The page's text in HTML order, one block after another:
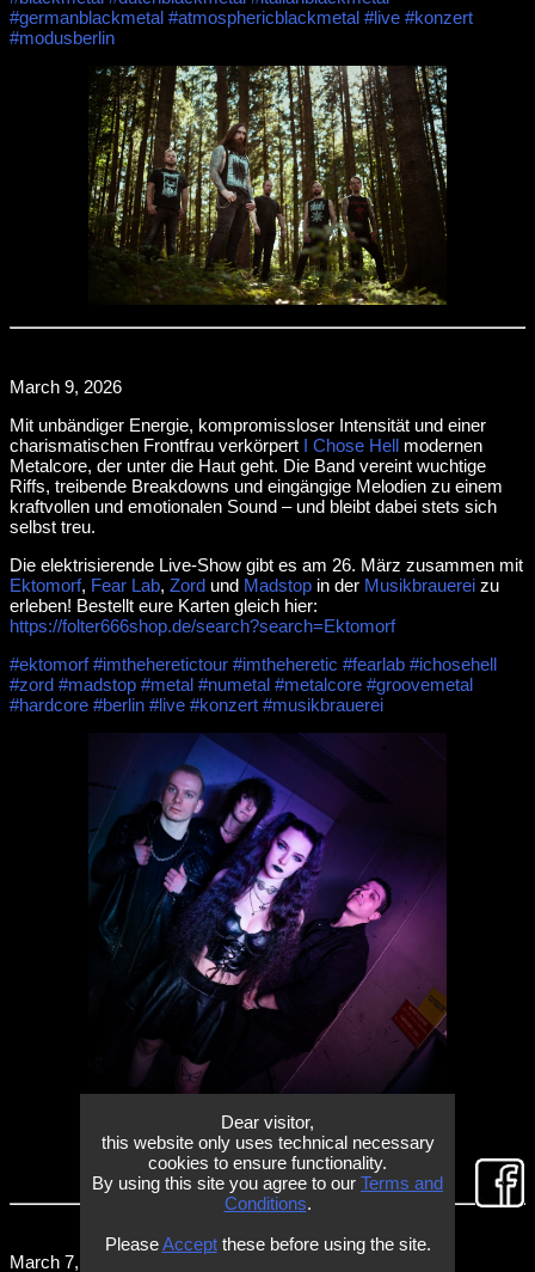
Dear visitor,
this website only uses technical necessary
cookies to ensure functionality.
By using this site you agree to our Terms and
Conditions.
PleaseAcceptthese before using the site.
#germanblackmetal #atmosphericblackmetal #live #konzert
#modusberlin
March 9, 2026
Mit unbändiger Energie, kompromissloser Intensität und einer
charismatischen Frontfrau verkörpert I Chose Hell modernen
Metalcore, der unter die Haut geht. Die Band vereint wuchtige
Riffs, treibende Breakdowns und eingängige Melodien zu einem
kraftvollen und emotionalen Sound – und bleibt dabei stets sich
selbst treu.
Die elektrisierende Live-Show gibt es am 26. März zusammen mit
Ektomorf, Fear Lab, Zord und Madstop in der Musikbrauerei zu
erleben! Bestellt eure Karten gleich hier:
https://folter666shop.de/search?search=Ektomorf
#ektomorf #imtheheretictour #imtheheretic #fearlab #ichosehell
#zord #madstop #metal #numetal #metalcore #groovemetal
#hardcore #berlin #live #konzert #musikbrauerei
March 7, 2026